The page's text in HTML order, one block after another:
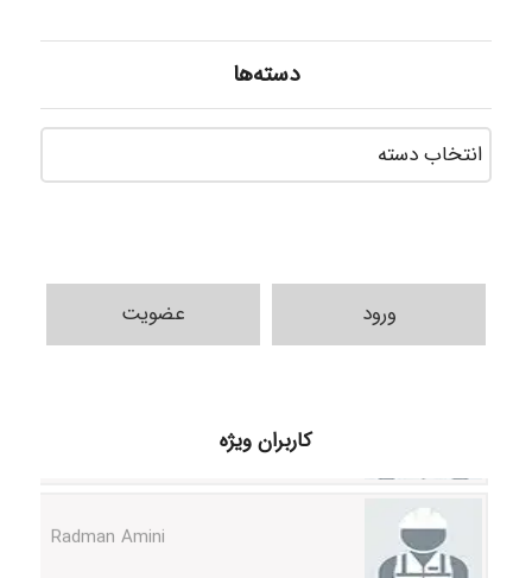
دسته‌ها
ورود عضویت
کاربران ویژه